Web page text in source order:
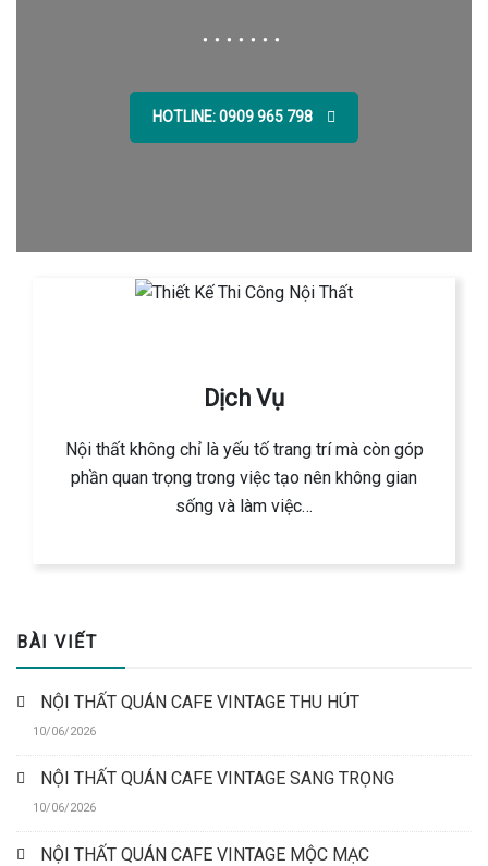
HOTLINE: 0909 965 798
Dịch Vụ
Nội thất không chỉ là yếu tố trang trí mà còn góp
phần quan trọng trong việc tạo nên không gian
sống và làm việc…
BÀI VIẾT
NỘI THẤT QUÁN CAFE VINTAGE THU HÚT
10/06/2026
NỘI THẤT QUÁN CAFE VINTAGE SANG TRỌNG
10/06/2026
NỘI THẤT QUÁN CAFE VINTAGE MỘC MẠC